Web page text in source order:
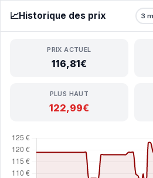
📈Historique des prix 3
PRIX ACTUEL
116,81€
PLUS HAUT
122,99€